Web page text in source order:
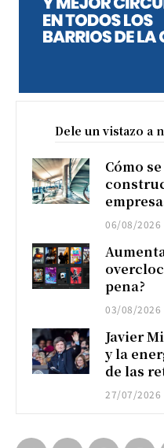
Dele un vistazo a
Cómo
06/08/2026
pena?
03/08/2026
Javier
y la
de las
27/07/2026